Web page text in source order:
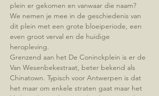
plein er gekomen en vanwaar die naam?
We nemen je mee in de geschiedenis van
dit plein met een grote bloeiperiode, een
even groot verval en de huidige
heropleving.
Grenzend aan het De Coninckplein is er de
Van Wesenbekestraat, beter bekend als
Chinatown. Typisch voor Antwerpen is dat
het maar om enkele straten gaat maar het